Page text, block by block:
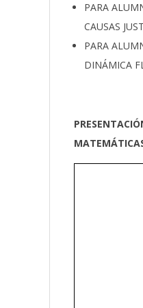
PARA
CAUSAS
PARA
DINÁMICA